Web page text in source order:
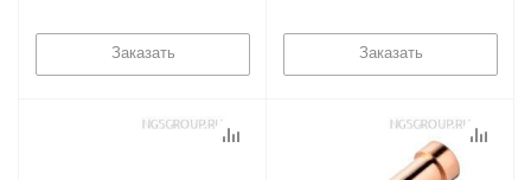
Заказать Заказать